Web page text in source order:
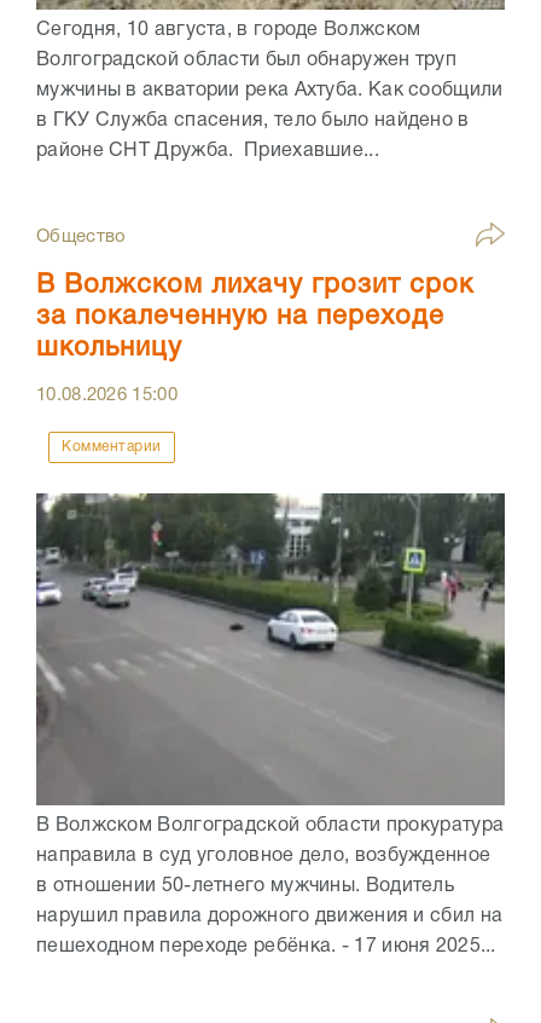
Сегодня, 10 августа, в городе Волжском
Волгоградской области был обнаружен труп
мужчины в акватории река Ахтуба. Как сообщили
в ГКУ Служба спасения, тело было найдено в
районе СНТ Дружба. Приехавшие...
Общество
В Волжском лихачу грозит срок
за покалеченную на переходе
школьницу
10.08.2026 15:00
Комментарии
В Волжском Волгоградской области прокуратура
направила в суд уголовное дело, возбужденное
в отношении 50-летнего мужчины. Водитель
нарушил правила дорожного движения и сбил на
пешеходном переходе ребёнка. - 17 июня 2025...